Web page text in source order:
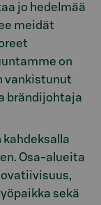
jo hedelmää
meidät
on
vankistunut
brändijohtaja
Osa-alueita
sekä